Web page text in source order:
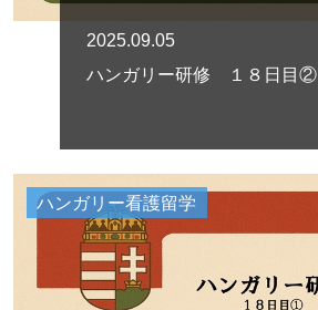
2025.09.05
ハンガリー研修 １８日目②
ハンガリー看護留学